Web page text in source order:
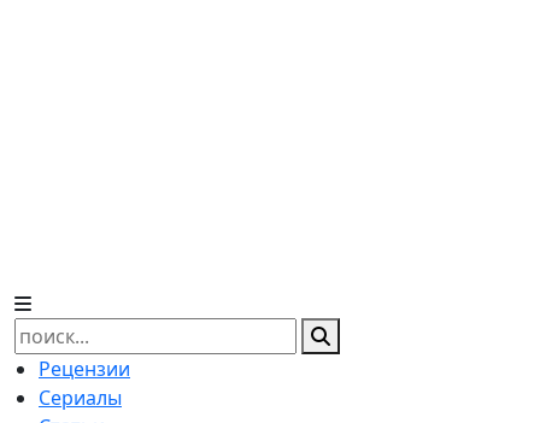
Найти:
Рецензии
Сериалы